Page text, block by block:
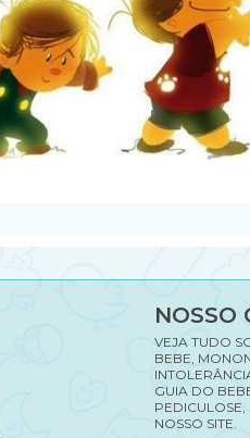
NOSSO
VEJA TUDO
BEBE,
GUIA DO
PEDICULOSE,
NOSSO SITE.